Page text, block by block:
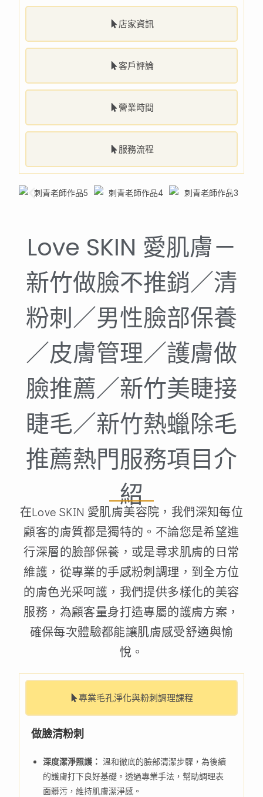
店家資訊
客戶評論
營業時間
服務流程
Love SKIN 愛肌膚－
新竹做臉不推銷／清
粉刺／男性臉部保養
／皮膚管理／護膚做
臉推薦／新竹美睫接
睫毛／新竹熱蠟除毛
推薦熱門服務項目介
紹
在Love SKIN 愛肌膚美容院，我們深知每位
顧客的膚質都是獨特的。不論您是希望進
行深層的臉部保養，或是尋求肌膚的日常
維護，從專業的手感粉刺調理，到全方位
的膚色光采呵護，我們提供多樣化的美容
服務，為顧客量身打造專屬的護膚方案，
確保每次體驗都能讓肌膚感受舒適與愉
悅。
專業毛孔淨化與粉刺調理課程
做臉清粉刺
深度潔淨照護： 溫和徹底的臉部清潔步驟，為後續
的護膚打下良好基礎。透過專業手法，幫助調理表
面髒污，維持肌膚潔淨感。